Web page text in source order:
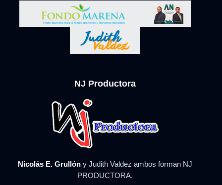
NJ Productora
Nicolás E. Grullón y Judith Valdez ambos forman NJ
PRODUCTORA.